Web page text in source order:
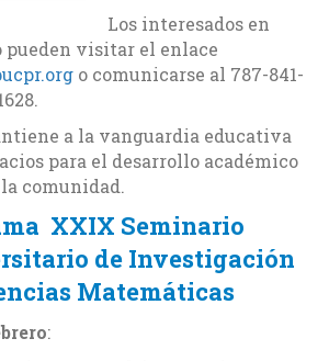
Los interesados en
visitar el enlace
o comunicarse al 787-841-
a la vanguardia educativa
para el desarrollo académico
comunidad.
XXIX Seminario
de Investigación
Matemáticas
: